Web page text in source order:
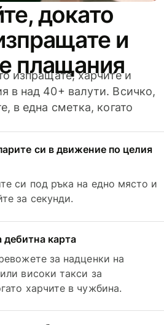
докато
и
плащания
изпращате, харчите и
в над 40+ валути. Всичко,
в една сметка, когато
си в движение по целия
си под ръка на едно място и
за секунди.
карта
за надценки на
високи такси за
харчите в чужбина.